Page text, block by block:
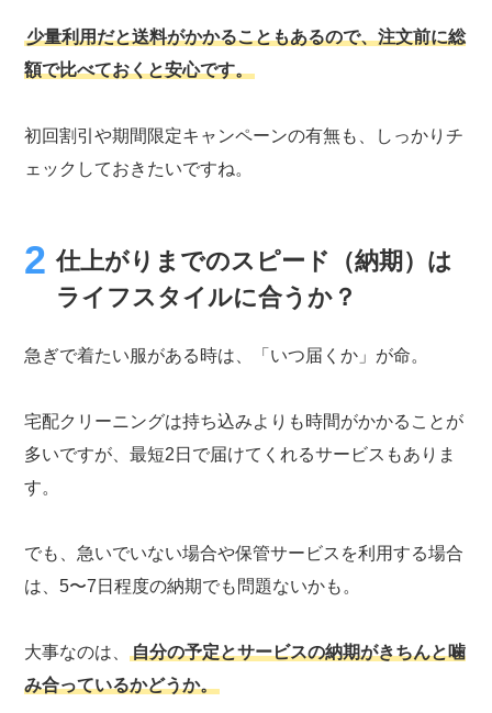
少量利用だと送料がかかることもあるので、注文前に総
額で比べておくと安心です。
初回割引や期間限定キャンペーンの有無も、しっかりチ
ェックしておきたいですね。
仕上がりまでのスピード（納期）は
ライフスタイルに合うか？
急ぎで着たい服がある時は、「いつ届くか」が命。
宅配クリーニングは持ち込みよりも時間がかかることが
多いですが、最短2日で届けてくれるサービスもありま
す。
でも、急いでいない場合や保管サービスを利用する場合
は、5〜7日程度の納期でも問題ないかも。
大事なのは、自分の予定とサービスの納期がきちんと噛
み合っているかどうか。